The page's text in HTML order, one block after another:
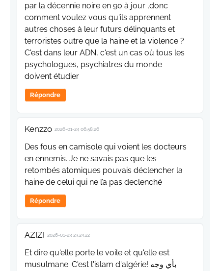
par la décennie noire en 90 à jour ,donc
comment voulez vous qu'ils apprennent
autres choses à leur futurs délinquants et
terroristes outre que la haine et la violence ?
C'est dans leur ADN, c'est un cas où tous les
psychologues, psychiatres du monde
doivent étudier
Répondre
Kenzzo 2026-01-24 06:58:26
Des fous en camisole qui voient les docteurs
en ennemis. Je ne savais pas que les
retombés atomiques pouvais déclencher la
haine de celui qui ne l’a pas declenché
Répondre
AZIZI 2026-01-23 23:24:22
Et dire qu'elle porte le voile et qu'elle est
musulmane. C'est l'islam d'algérie! بأي وجه